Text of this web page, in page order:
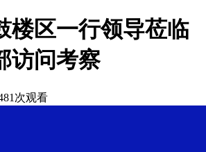
楼区一行领导莅临
访问考察
次观看